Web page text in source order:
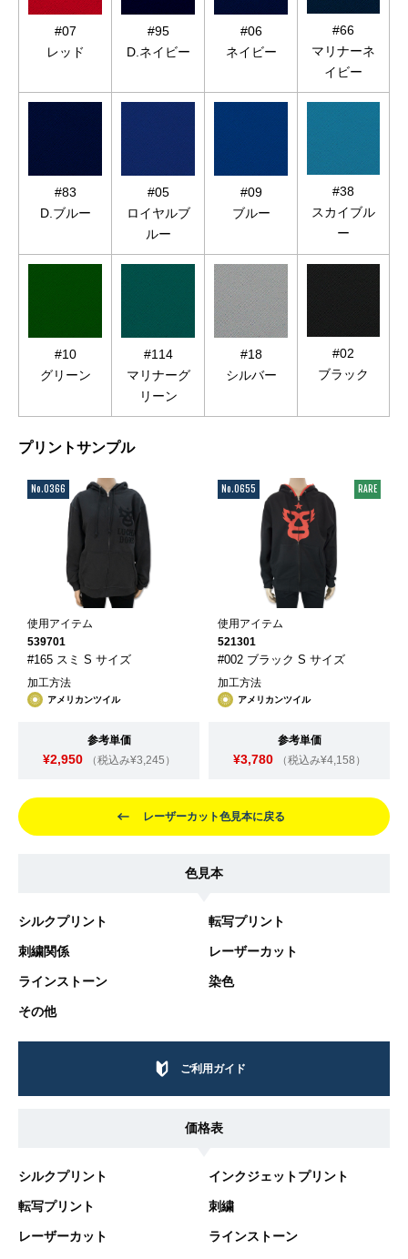
色見本
シルクプリント 転写プリント
刺繍関係 レーザーカット
ラインストーン 染色
その他
ご利用ガイド
価格表
シルクプリント インクジェットプリント
転写プリント 刺繍
レーザーカット ラインストーン
#07
レッド
#95
D.ネイビー
#06
ネイビー
#66
マリナーネ
イビー
#83
D.ブルー
#05
ロイヤルブ
ルー
#09
ブルー
#38
スカイブル
ー
#10
グリーン
#114
マリナーグ
リーン
#18
シルバー
#02
ブラック
プリントサンプル
No.0366
使用アイテム
539701
#165 スミ S サイズ
加工方法
アメリカンツイル
参考単価
¥2,950 （税込み¥3,245）
No.0655 RARE
使用アイテム
521301
#002 ブラック S サイズ
加工方法
アメリカンツイル
参考単価
¥3,780 （税込み¥4,158）
レーザーカット色見本に戻る